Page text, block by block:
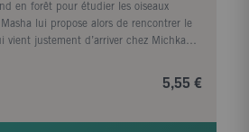
en forêt pour étudier les oiseaux
lui propose alors de rencontrer le
vient justement d’arriver chez Michka
Quel est donc ce drôle d’oiseau ...
5,55 €